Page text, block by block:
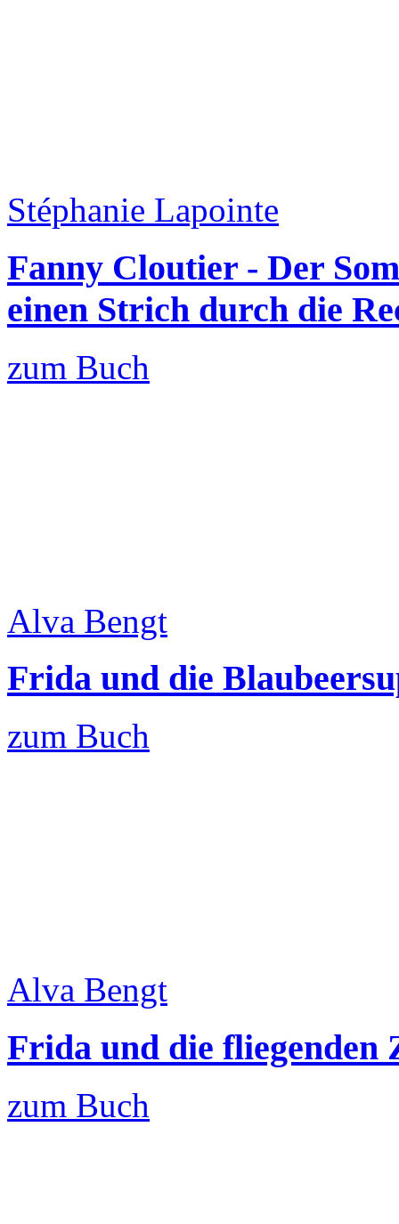
Stéphanie Lapointe
Fanny Cloutier - Der
einen Strich durch die
zum Buch
Alva Bengt
Frida und die
zum Buch
Alva Bengt
Frida und die fliegenden
zum Buch